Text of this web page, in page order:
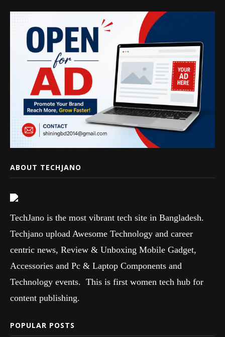
ABOUT TECHJANO
TechJano is the most vibrant tech site in Bangladesh.
Techjano upload Awesome Technology and career
centric news, Review & Unboxing Mobile Gadget,
Accessories and Pc & Laptop Components and
Technology events. This is first women tech hub for
content publishing.
POPULAR POSTS